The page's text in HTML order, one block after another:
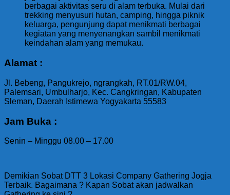
berbagai aktivitas seru di alam terbuka. Mulai dari
trekking menyusuri hutan, camping, hingga piknik
keluarga, pengunjung dapat menikmati berbagai
kegiatan yang menyenangkan sambil menikmati
keindahan alam yang memukau.
Alamat :
Jl. Bebeng, Pangukrejo, ngrangkah, RT.01/RW.04,
Palemsari, Umbulharjo, Kec. Cangkringan, Kabupaten
Sleman, Daerah Istimewa Yogyakarta 55583
Jam Buka :
Senin – Minggu 08.00 – 17.00
Demikian Sobat DTT 3 Lokasi Company Gathering Jogja
Terbaik. Bagaimana ? Kapan Sobat akan jadwalkan